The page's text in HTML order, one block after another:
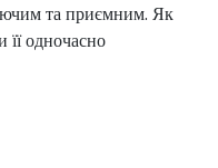
та приємним. Як
одночасно